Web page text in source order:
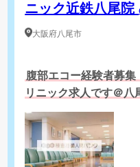
ニック近鉄八尾院
大阪府八尾市
腹部エコー経験者募
リニック求人です＠八